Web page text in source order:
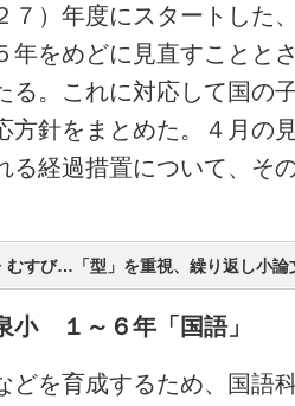
）年度にスタートした
年をめどに見直すことと
る。これに対応して国の
方針をまとめた。４月の
る経過措置について、そ
むすび…「型」を重視、繰り返し小論
小 １～６年「国語」
を育成するため、国語